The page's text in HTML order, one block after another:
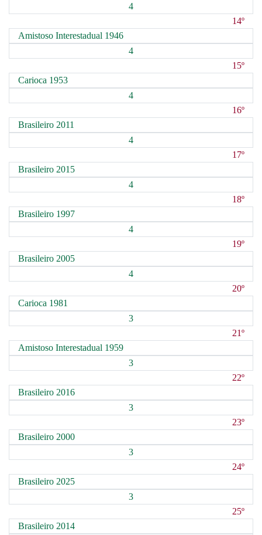
4
14º
Amistoso Interestadual 1946
4
15º
Carioca 1953
4
16º
Brasileiro 2011
4
17º
Brasileiro 2015
4
18º
Brasileiro 1997
4
19º
Brasileiro 2005
4
20º
Carioca 1981
3
21º
Amistoso Interestadual 1959
3
22º
Brasileiro 2016
3
23º
Brasileiro 2000
3
24º
Brasileiro 2025
3
25º
Brasileiro 2014